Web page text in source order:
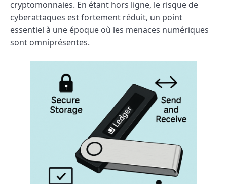
cryptomonnaies. En étant hors ligne, le risque de
cyberattaques est fortement réduit, un point
essentiel à une époque où les menaces numériques
sont omniprésentes.